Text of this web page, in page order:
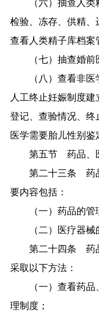
（六）抽查人类精
检验、冻存、供精、
查看人类精子库档案
（七）抽查婚前
（八）查看非医
人工终止妊娠制度
登记、查验情况、
医学需要胎儿性别鉴
第五节 药品、医
第二十三条 药品
要内容包括：
（一）药品的管
（二）医疗器械
第二十四条 药品
采取以下方法：
（一）查看药品
理制度；